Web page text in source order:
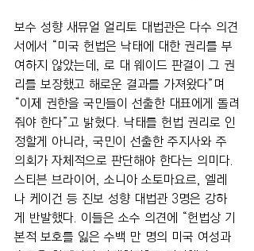
보수 성향 새뮤얼 얼리토 대법관은 다수 의견
서에서 “미국 헌법은 낙태에 대한 권리를 부
여하지 않았는데, 로 대 웨이드 판결이 그 권
리를 보장했고 해로운 결과를 가져왔다”며
“이제 권한을 국민들이 선출한 대표에게 돌려
줘야 한다”고 밝혔다. 낙태를 헌법 권리로 인
정할게 아니라, 국민이 선출한 주지사와 주
의회가 자체적으로 판단해야 한다는 의미다.
스티븐 브라이어, 소니아 소토마요르, 엘레
나 케이건 등 진보 성향 대법관 3명은 강하
게 반발했다. 이들은 소수 의견에 “헌법상 기
본적 보호를 잃은 수백 만 명의 미국 여성과